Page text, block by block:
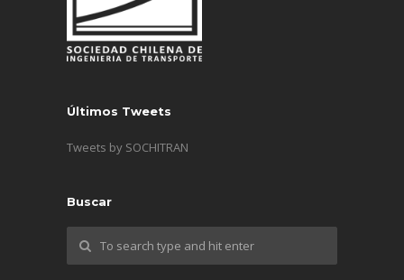
Últimos Tweets
Tweets by SOCHITRAN
Buscar